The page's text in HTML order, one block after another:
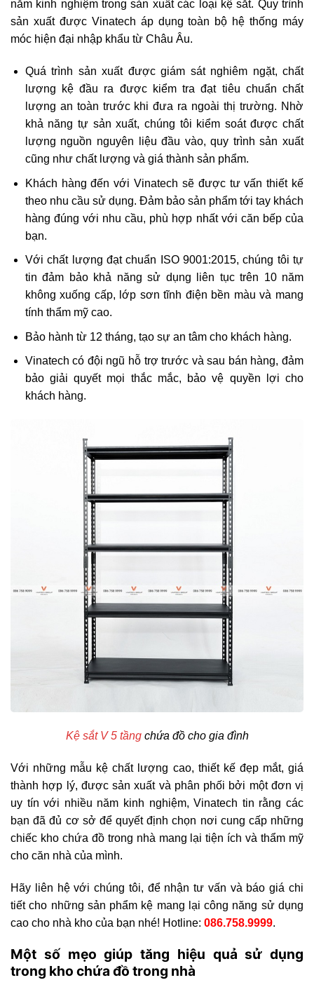
năm kinh nghiệm trong sản xuất các loại kệ sắt. Quy trình
sản xuất được Vinatech áp dụng toàn bộ hệ thống máy
móc hiện đại nhập khẩu từ Châu Âu.
Quá trình sản xuất được giám sát nghiêm ngặt, chất
lượng kệ đầu ra được kiểm tra đạt tiêu chuẩn chất
lượng an toàn trước khi đưa ra ngoài thị trường. Nhờ
khả năng tự sản xuất, chúng tôi kiểm soát được chất
lượng nguồn nguyên liệu đầu vào, quy trình sản xuất
cũng như chất lượng và giá thành sản phẩm.
Khách hàng đến với Vinatech sẽ được tư vấn thiết kế
theo nhu cầu sử dụng. Đảm bảo sản phẩm tới tay khách
hàng đúng với nhu cầu, phù hợp nhất với căn bếp của
bạn.
Với chất lượng đạt chuẩn ISO 9001:2015, chúng tôi tự
tin đảm bảo khả năng sử dụng liên tục trên 10 năm
không xuống cấp, lớp sơn tĩnh điện bền màu và mang
tính thẩm mỹ cao.
Bảo hành từ 12 tháng, tạo sự an tâm cho khách hàng.
Vinatech có đội ngũ hỗ trợ trước và sau bán hàng, đảm
bảo giải quyết mọi thắc mắc, bảo vệ quyền lợi cho
khách hàng.
Kệ sắt V 5 tầngchứa đồ cho gia đình
Với những mẫu kệ chất lượng cao, thiết kế đẹp mắt, giá
thành hợp lý, được sản xuất và phân phối bởi một đơn vị
uy tín với nhiều năm kinh nghiệm, Vinatech tin rằng các
bạn đã đủ cơ sở để quyết định chọn nơi cung cấp những
chiếc kho chứa đồ trong nhà mang lại tiện ích và thẩm mỹ
cho căn nhà của mình.
Hãy liên hệ với chúng tôi, để nhận tư vấn và báo giá chi
tiết cho những sản phẩm kệ mang lại công năng sử dụng
cao cho nhà kho của bạn nhé! Hotline: 086.758.9999.
Một số mẹo giúp tăng hiệu quả sử dụng
trong kho chứa đồ trong nhà